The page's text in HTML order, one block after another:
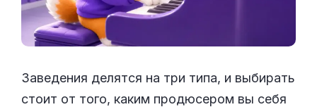
Заведения делятся на три типа, и выбирать
стоит от того, каким продюсером вы себя